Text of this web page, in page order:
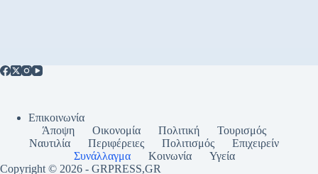
Επικοινωνία
Άποψη
Οικονομία Πολιτική
Τουρισμός
Ναυτιλία
Περιφέρειες Πολιτισμός
Επιχειρείν
Συνάλλαγμα
Κοινωνία
Υγεία
Copyright © 2026 - GRPRESS,GR